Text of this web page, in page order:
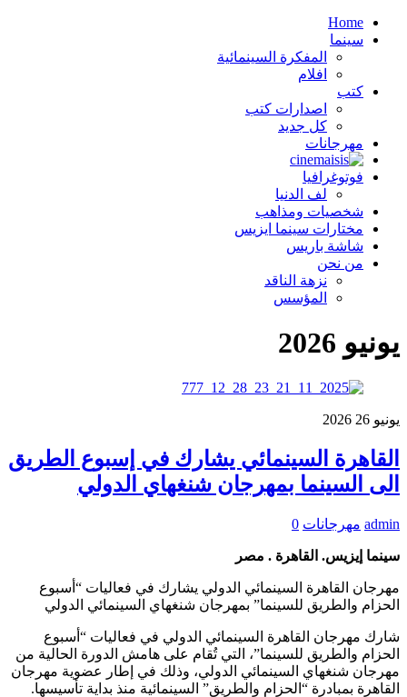
Home
سينما
المفكرة السينمائية
افلام
كتب
اصدارات كتب
كل جديد
مهرجانات
فوتوغرافيا
لف الدنيا
شخصيات ومذاهب
مختارات سينما ايزيس
شاشة باريس
من نحن
نزهة الناقد
المؤسس
يونيو 2026
يونيو 26
2026
القاهرة السينمائي يشارك في إسبوع الطريق
الى السينما بمهرجان شنغهاي الدولي
admin مهرجانات 0
سينما إيزيس. القاهرة . مصر
مهرجان القاهرة السينمائي الدولي يشارك في فعاليات “أسبوع
الحزام والطريق للسينما” بمهرجان شنغهاي السينمائي الدولي
شارك مهرجان القاهرة السينمائي الدولي في فعاليات “أسبوع
الحزام والطريق للسينما”، التي تُقام على هامش الدورة الحالية من
مهرجان شنغهاي السينمائي الدولي، وذلك في إطار عضوية مهرجان
القاهرة بمبادرة “الحزام والطريق” السينمائية منذ بداية تأسيسها.